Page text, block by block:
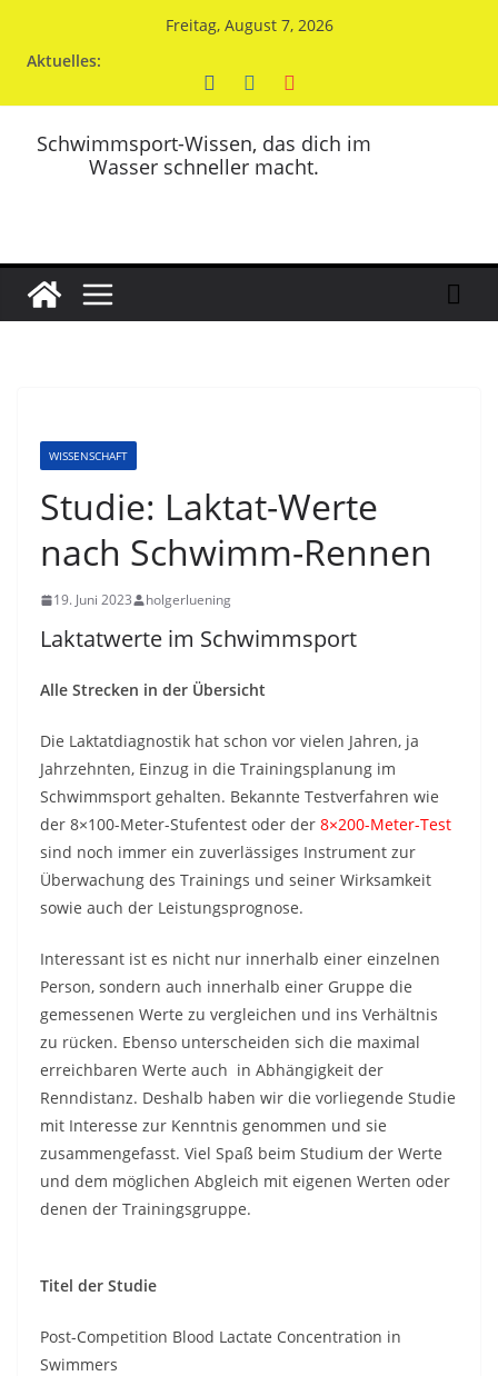
Freitag, August 7, 2026
Aktuelles:
Schwimmsport-Wissen, das dich im
Wasser schneller macht.
WISSENSCHAFT
Studie: Laktat-Werte
nach Schwimm-Rennen
19. Juni 2023 holgerluening
Laktatwerte im Schwimmsport
Alle Strecken in der Übersicht
Die Laktatdiagnostik hat schon vor vielen Jahren, ja
Jahrzehnten, Einzug in die Trainingsplanung im
Schwimmsport gehalten. Bekannte Testverfahren wie
der 8×100-Meter-Stufentest oder der 8×200-Meter-Test
sind noch immer ein zuverlässiges Instrument zur
Überwachung des Trainings und seiner Wirksamkeit
sowie auch der Leistungsprognose.
Interessant ist es nicht nur innerhalb einer einzelnen
Person, sondern auch innerhalb einer Gruppe die
gemessenen Werte zu vergleichen und ins Verhältnis
zu rücken. Ebenso unterscheiden sich die maximal
erreichbaren Werte auch in Abhängigkeit der
Renndistanz. Deshalb haben wir die vorliegende Studie
mit Interesse zur Kenntnis genommen und sie
zusammengefasst. Viel Spaß beim Studium der Werte
und dem möglichen Abgleich mit eigenen Werten oder
denen der Trainingsgruppe.
Titel der Studie
Post-Competition Blood Lactate Concentration in
Swimmers